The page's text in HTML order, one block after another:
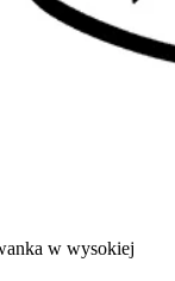
w wysokiej